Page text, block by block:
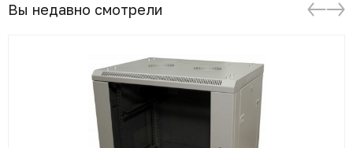
Вы недавно смотрели